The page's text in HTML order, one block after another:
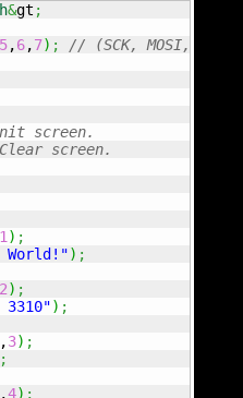
h&gt ;
5,6,7) ;
// (SCK, MOSI, DC,
screen.
screen.
1 ) ;
World!") ;
2) ;
3310") ;
,3) ;
;
,4) ;